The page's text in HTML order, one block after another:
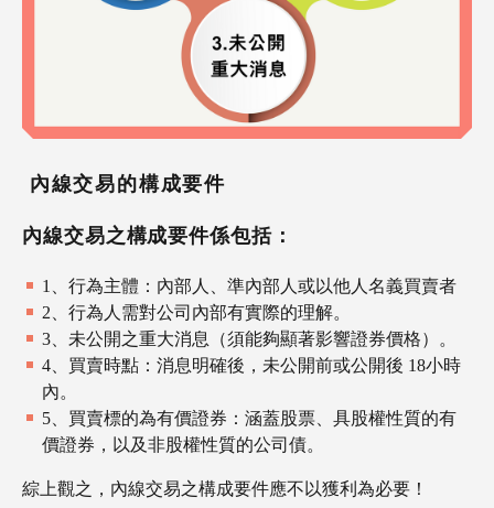
內線交易的構成要件
內線交易之構成要件係包括：
1、行為主體：內部人、準內部人或以他人名義買賣者
2、行為人需對公司內部有實際的理解。
3、未公開之重大消息（須能夠顯著影響證券價格）。
4、買賣時點：消息明確後，未公開前或公開後 18小時
內。
5、買賣標的為有價證券：涵蓋股票、具股權性質的有
價證券，以及非股權性質的公司債。
綜上觀之，內線交易之構成要件應不以獲利為必要！